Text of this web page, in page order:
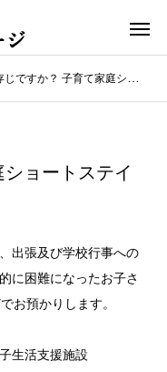
すか？ 子育て家庭ショートステイ事業（稲美町）
ョートステイ
出張及び学校行事への
に困難になったお子さ
お預かりします。
生活支援施設